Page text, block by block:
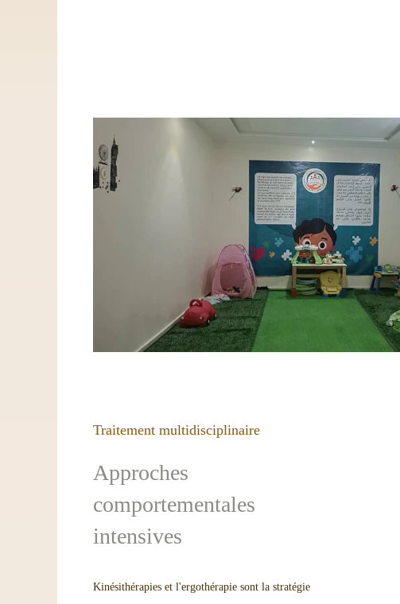
Traitement multidisciplinaire
Approches
comportementales
intensives
Kinésithérapies et l'ergothérapie sont la stratégie